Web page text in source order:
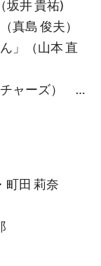
坂井 貴祐)
真島 俊夫）
」（山本 直
チャーズ） …
町田 莉奈